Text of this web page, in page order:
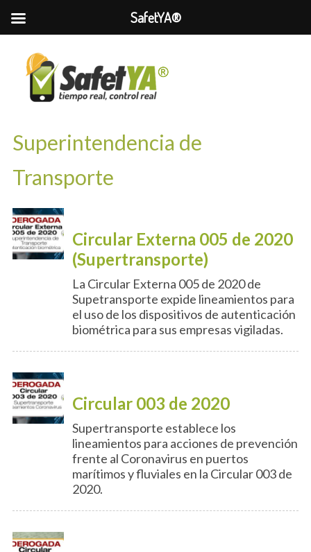
Superintendencia de
Transporte
Circular Externa 005 de 2020
(Supertransporte)
La Circular Externa 005 de 2020 de
Supetransporte expide lineamientos para
el uso de los dispositivos de autenticación
biométrica para sus empresas vigiladas.
Circular 003 de 2020
Supertransporte establece los
lineamientos para acciones de prevención
frente al Coronavirus en puertos
marítimos y fluviales en la Circular 003 de
2020.
SafetYA®